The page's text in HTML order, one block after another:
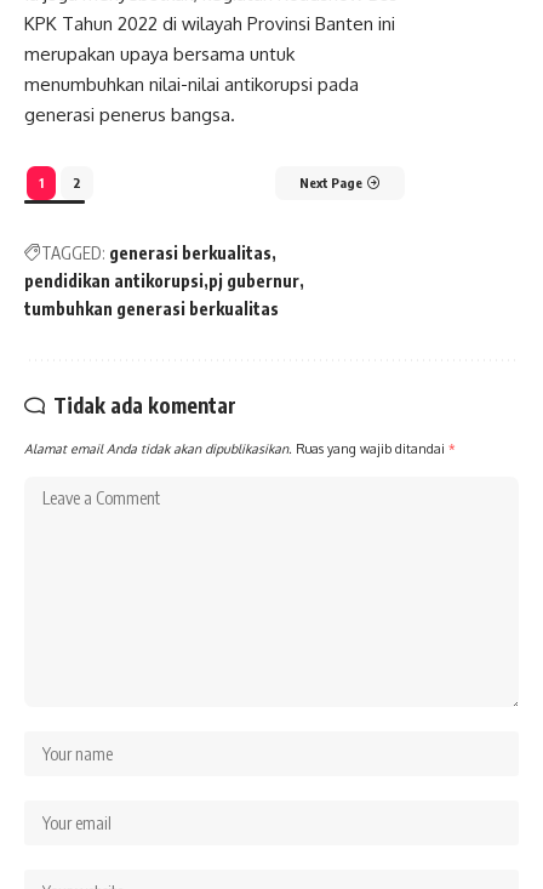
KPK Tahun 2022 di wilayah Provinsi Banten ini
merupakan upaya bersama untuk
menumbuhkan nilai-nilai antikorupsi pada
generasi penerus bangsa.
1 2 Next Page
TAGGED: generasi berkualitas
pendidikan antikorupsi pj gubernur
tumbuhkan generasi berkualitas
Tidak ada komentar
Alamat email Anda tidak akan dipublikasikan. Ruas yang wajib ditandai *